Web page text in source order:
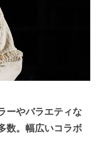
ーやバラエティな
数。幅広いコラボ